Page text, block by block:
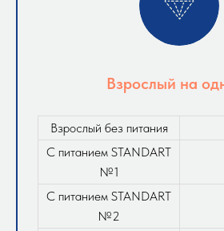
Взрослый на
Взрослый без питания
С питанием STANDART
№1
С питанием STANDART
№2